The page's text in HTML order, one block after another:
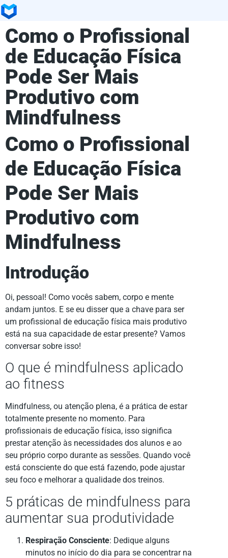
Como o Profissional
de Educação Física
Pode Ser Mais
Produtivo com
Mindfulness
Como o Profissional
de Educação Física
Pode Ser Mais
Produtivo com
Mindfulness
Introdução
Oi, pessoal! Como vocês sabem, corpo e mente
andam juntos. E se eu disser que a chave para ser
um profissional de educação física mais produtivo
está na sua capacidade de estar presente? Vamos
conversar sobre isso!
O que é mindfulness aplicado
ao fitness
Mindfulness, ou atenção plena, é a prática de estar
totalmente presente no momento. Para
profissionais de educação física, isso significa
prestar atenção às necessidades dos alunos e ao
seu próprio corpo durante as sessões. Quando você
está consciente do que está fazendo, pode ajustar
seu foco e melhorar a qualidade dos treinos.
5 práticas de mindfulness para
aumentar sua produtividade
Respiração Consciente: Dedique alguns
minutos no início do dia para se concentrar na